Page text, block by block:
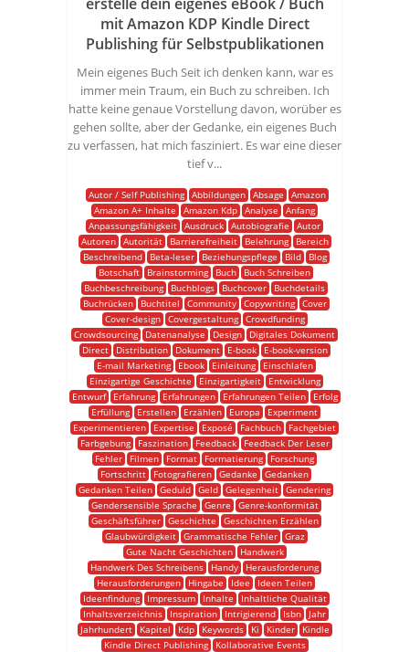
mit Amazon KDP Kindle Direct
Publishing für Selbstpublikationen
Mein eigenes Buch Seit ich denken kann, war es
immer mein Traum, ein Buch zu schreiben. Ich
hatte keine genaue Vorstellung davon, worüber es
gehen sollte, aber der Gedanke, ein eigenes Buch
zu verfassen, hat mich fasziniert. Es war eine dieser
tief v...
Autor / Self Publishing Abbildungen Absage
Amazon
Amazon A+ Inhalte
Amazon Kdp Analyse
Anfang
Anpassungsfähigkeit Ausdruck Autobiografie
Autor
Autoren
Autorität Barrierefreiheit Belehrung
Bereich
Beschreibend
Beta-leser Beziehungspflege Bild
Blog
Botschaft
Brainstorming Buch
Buch Schreiben
Buchbeschreibung
Buchblogs Buchcover
Buchdetails
Buchrücken
Buchtitel Community Copywriting
Cover
Cover-design
Covergestaltung
Crowdfunding
Crowdsourcing
Datenanalyse Design
Digitales Dokument
Direct
Distribution Dokument E-book
E-book-version
E-mail Marketing
Ebook Einleitung
Einschlafen
Einzigartige Geschichte
Einzigartigkeit
Entwicklung
Entwurf
Erfahrung Erfahrungen Erfahrungen Teilen
Erfolg
Erfüllung
Erstellen Erzählen Europa
Experiment
Experimentieren
Expertise Exposé Fachbuch
Fachgebiet
Farbgebung
Faszination Feedback
Feedback Der Leser
Fehler
Filmen Format Formatierung
Forschung
Fortschritt
Fotografieren Gedanke
Gedanken
Gedanken Teilen Geduld Geld Gelegenheit Gendering
Gendersensible Sprache
Genre
Genre-konformität
Geschäftsführer
Geschichte
Geschichten Erzählen
Glaubwürdigkeit
Grammatische Fehler
Graz
Gute Nacht Geschichten
Handwerk
Handwerk Des Schreibens
Handy
Herausforderung
Herausforderungen
Hingabe Idee
Ideen Teilen
Ideenfindung
Impressum Inhalte
Inhaltliche Qualität
Inhaltsverzeichnis
Inspiration Intrigierend Isbn
Jahr
Jahrhundert
Kapitel Kdp Keywords Ki Kinder
Kindle
Kindle Direct Publishing
Kollaborative Events